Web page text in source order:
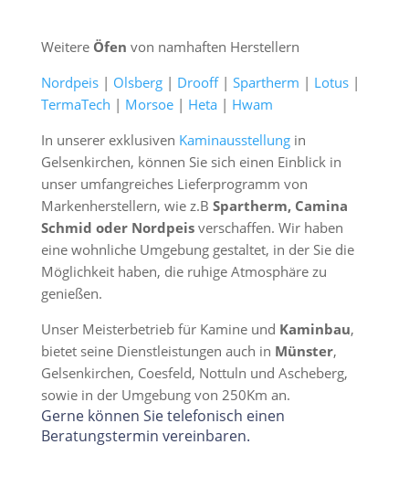
Weitere Öfen von namhaften Herstellern
Nordpeis| Olsberg| Drooff| Spartherm | Lotus|
TermaTech | Morsoe| Heta | Hwam
In unserer exklusiven Kaminausstellungin
Gelsenkirchen, können Sie sich einen Einblick in
unser umfangreiches Lieferprogramm von
Markenherstellern, wie z.B Spartherm, Camina
Schmid oder Nordpeisverschaffen. Wir haben
eine wohnliche Umgebung gestaltet, in der Sie die
Möglichkeit haben, die ruhige Atmosphäre zu
genießen.
Unser Meisterbetrieb für Kamine und Kaminbau,
bietet seine Dienstleistungen auch in Münster,
Gelsenkirchen, Coesfeld, Nottuln und Ascheberg,
sowie in der Umgebung von 250Km an.
Gerne können Sie telefonisch einen
Beratungstermin vereinbaren.